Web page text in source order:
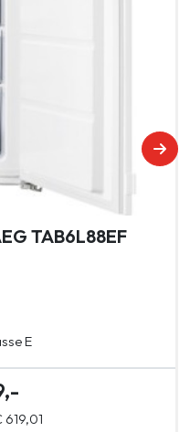
TAB6L88EF
E
619,01